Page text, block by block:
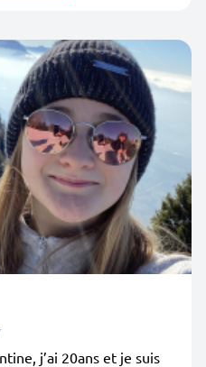
j’ai 20ans et je suis